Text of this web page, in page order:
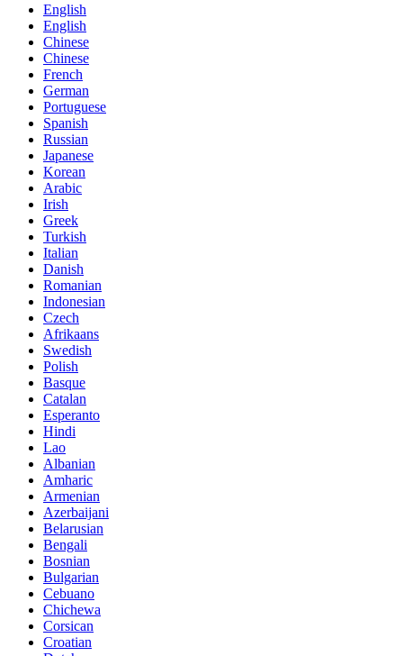
English
English
Chinese
Chinese
French
German
Portuguese
Spanish
Russian
Japanese
Korean
Arabic
Irish
Greek
Turkish
Italian
Danish
Romanian
Indonesian
Czech
Afrikaans
Swedish
Polish
Basque
Catalan
Esperanto
Hindi
Lao
Albanian
Amharic
Armenian
Azerbaijani
Belarusian
Bengali
Bosnian
Bulgarian
Cebuano
Chichewa
Corsican
Croatian